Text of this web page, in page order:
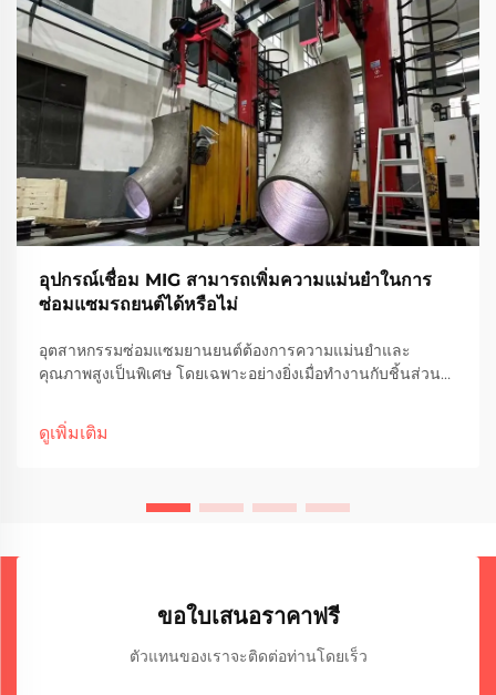
อุปกรณ์เชื่อม MIG สามารถเพิ่มความแม่นยำในการ
ซ่อมแซมรถยนต์ได้หรือไม่
อุตสาหกรรมซ่อมแซมยานยนต์ต้องการความแม่นยำและ
คุณภาพสูงเป็นพิเศษ โดยเฉพาะอย่างยิ่งเมื่อทำงานกับชิ้นส่วน
ไปใช้เทคโนโลยีการเชื่อมขั้นสูงเพื่อตอบสนองมาตรฐานที่เข้ม
งวดเหล่านี้...
ดูเพิ่มเติม
ขอใบเสนอราคาฟรี
ตัวแทนของเราจะติดต่อท่านโดยเร็ว